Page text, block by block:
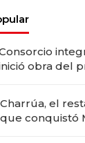
obra del
Charrúa, el
que conquistó